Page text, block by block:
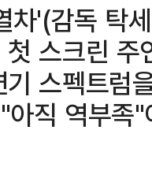
차'(감독 탁
스크린
스펙트럼
직 역부족